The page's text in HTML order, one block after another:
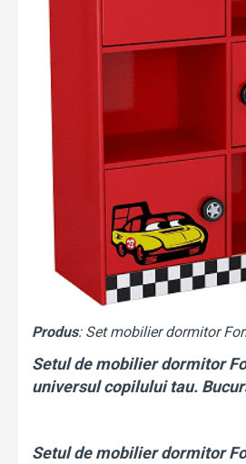
Produs: Set mobilier dormitor
Setul de mobilier dormitor
universul copilului tau.
Setul de mobilier dormitor